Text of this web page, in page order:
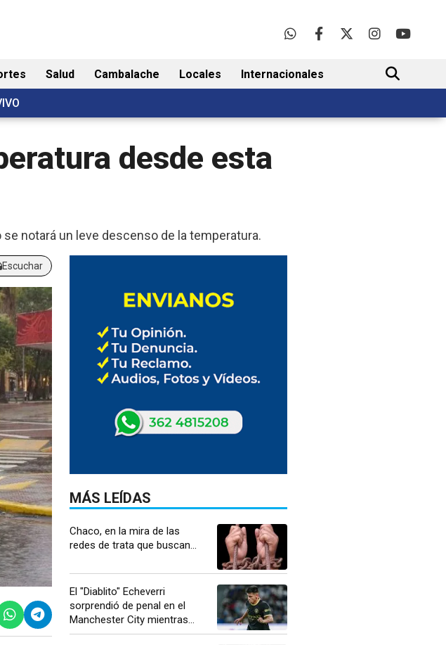
Salud Cambalache Locales Internacionales
BUSCAR
desde esta
notará un leve descenso de la temperatura.
Escuchar
MÁS LEÍDAS
Chaco, en la mira de las
redes de trata que buscan...
El "Diablito" Echeverri
sorprendió de penal en el
Manchester City mientras...